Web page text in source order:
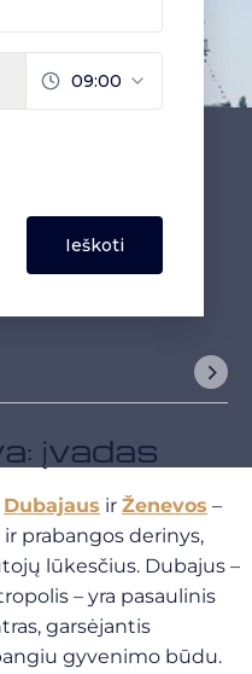
įvadas
Dubajaus ir Ženevos –
prabangos derinys,
lūkesčius. Dubajus –
– yra pasaulinis
garsėjantis
gyvenimo būdu.